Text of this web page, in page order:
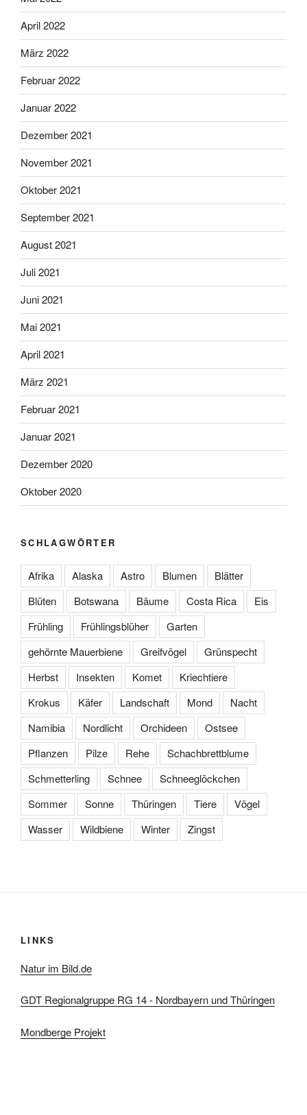
April 2022
März 2022
Februar 2022
Januar 2022
Dezember 2021
November 2021
Oktober 2021
September 2021
August 2021
Juli 2021
Juni 2021
Mai 2021
April 2021
März 2021
Februar 2021
Januar 2021
Dezember 2020
Oktober 2020
SCHLAGWÖRTER
Afrika Alaska Astro Blumen
Blätter
Blüten
Botswana Bäume Costa Rica
Eis
Frühling
Frühlingsblüher
Garten
gehörnte Mauerbiene
Greifvögel
Grünspecht
Herbst
Insekten Komet
Kriechtiere
Krokus
Käfer Landschaft Mond
Nacht
Namibia
Nordlicht Orchideen
Ostsee
Pflanzen
Pilze Rehe
Schachbrettblume
Schmetterling
Schnee
Schneeglöckchen
Sommer
Sonne Thüringen Tiere
Vögel
Wasser
Wildbiene Winter Zingst
LINKS
Natur im Bild.de
GDT Regionalgruppe RG 14 - Nordbayern und Thüringen
Mondberge Projekt